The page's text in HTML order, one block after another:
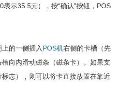
示35.5元），按“确认”按钮，POS
的一侧插入POS机右侧的卡槽（先
向内滑动磁条（磁条卡）。如果支
志），则可以将卡直接放置在靠近